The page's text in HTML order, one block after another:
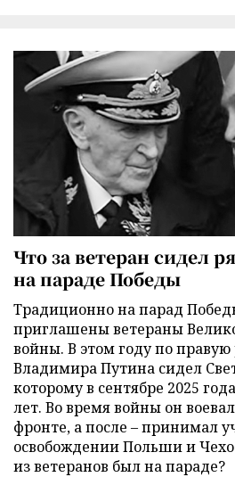
Что за ветеран сидел
на параде Победы
Традиционно на парад
приглашены ветераны
войны. В этом году по правую
Владимира Путина сидел
которому в сентябре 2025
лет. Во время войны он
фронте, а после – принимал
освобождении Польши и
из ветеранов был на параде?